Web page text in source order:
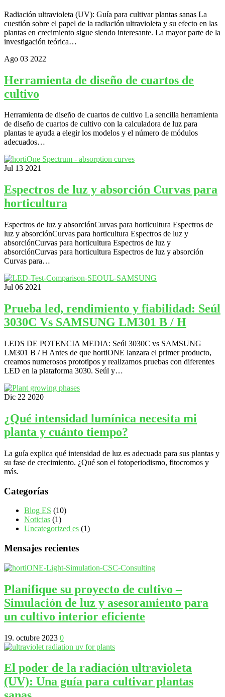
Radiación ultravioleta (UV): Guía para cultivar plantas sanas La
cuestión sobre el papel de la radiación ultravioleta y su efecto en las
plantas en crecimiento sigue siendo interesante. La mayor parte de la
investigación teórica…
Ago 03 2022
Herramienta de diseño de cuartos de
cultivo
Herramienta de diseño de cuartos de cultivo La sencilla herramienta
de diseño de cuartos de cultivo con la calculadora de luz para
plantas te ayuda a elegir los modelos y el número de módulos
adecuados…
Jul 13 2021
Espectros de luz y absorción Curvas para
horticultura
Espectros de luz y absorciónCurvas para horticultura Espectros de
luz y absorciónCurvas para horticultura Espectros de luz y
absorciónCurvas para horticultura Espectros de luz y
absorciónCurvas para horticultura Espectros de luz y absorción
Curvas para…
Jul 06 2021
Prueba led, rendimiento y fiabilidad: Seúl
3030C Vs SAMSUNG LM301 B / H
LEDS DE POTENCIA MEDIA: Seúl 3030C vs SAMSUNG
LM301 B / H Antes de que hortiONE lanzara el primer producto,
creamos numerosos prototipos y realizamos pruebas con diferentes
LED en la plataforma 3030. Seúl y…
Dic 22 2020
¿Qué intensidad lumínica necesita mi
planta y cuánto tiempo?
La guía explica qué intensidad de luz es adecuada para sus plantas y
su fase de crecimiento. ¿Qué son el fotoperiodismo, fitocromos y
más.
Categorías
Blog ES (10)
Noticias (1)
Uncategorized es (1)
Mensajes recientes
Planifique su proyecto de cultivo –
Simulación de luz y asesoramiento para
un cultivo interior eficiente
19. octubre 2023 0
El poder de la radiación ultravioleta
(UV): Una guía para cultivar plantas